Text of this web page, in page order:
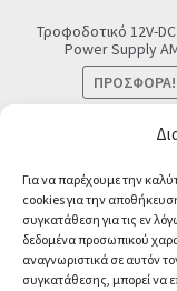
Για να παρέχουμε την
cookies για την
συγκατάθεση για τις εν
δεδομένα προσωπικού
αναγνωριστικά σε αυτόν
συγκατάθεσης, μπορεί να
Τροφοδοτικό 12V-
Power Supply
ΠΡΟΣΦΟΡΆ!
Original
was:
€8.90.
Η
Προσθήκη στο